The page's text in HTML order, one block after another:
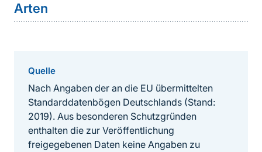
Arten
Quelle
Nach Angaben der an die EU übermittelten
Standarddatenbögen Deutschlands (Stand:
2019). Aus besonderen Schutzgründen
enthalten die zur Veröffentlichung
freigegebenen Daten keine Angaben zu